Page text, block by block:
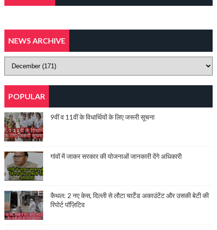
NEWS ARCHIVE
POPULAR
9वीं व 11वीं के विधार्थियों के लिए जरूरी सूचना
गांवों में जाकर सरकार की योजनाओं जानकारी देंगे अधिकारी
कैथल: 2 नए केस, दिल्ली से लौटा चार्टेड अकाउंटेंट और उसकी बेटी की
रिपोर्ट पॉज़िटिव